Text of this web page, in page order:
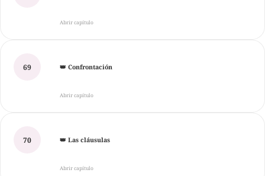
Abrir capítulo
69 👑 Confrontación
Abrir capítulo
70 👑 Las cláusulas
Abrir capítulo